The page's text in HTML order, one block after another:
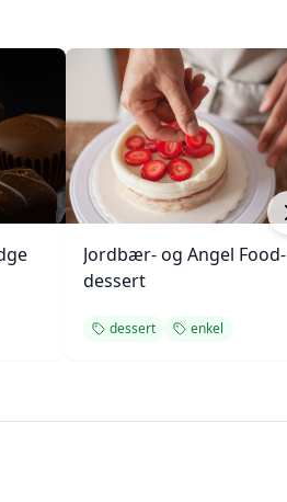
Jordbær- og Angel Food-
dessert
dessert enkel